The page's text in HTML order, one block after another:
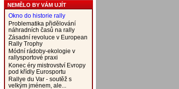
NEMĚLO BY VÁM UJÍT
Okno do historie rally
Problematika přidělování
náhradních časů na rally
Zásadní revoluce v European
Rally Trophy
Módní rádoby-ekologie v
rallysportové praxi
Konec éry mistrovství Evropy
pod křídly Eurosportu
Rallye du Var - soutěž s
velkým jménem, ale...